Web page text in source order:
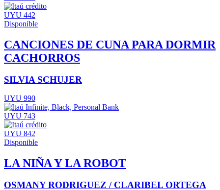
UYU 442
Disponible
CANCIONES DE CUNA PARA DORMIR
CACHORROS
SILVIA SCHUJER
UYU 990
UYU 743
UYU 842
Disponible
LA NIÑA Y LA ROBOT
OSMANY RODRIGUEZ / CLARIBEL ORTEGA